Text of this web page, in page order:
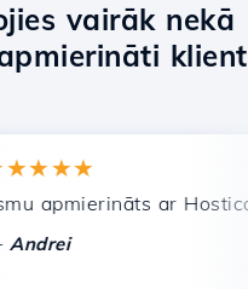
vairāk nekā
atbalsta dienests.
apmierināts ar Hostico